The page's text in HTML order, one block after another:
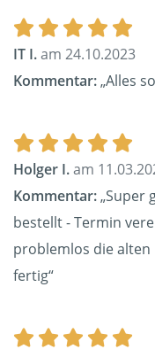
IT I.am 24.10.2023
Kommentar:„Alles
Holger I.am
Kommentar:„Super
bestellt - Termin
problemlos die alten
fertig“